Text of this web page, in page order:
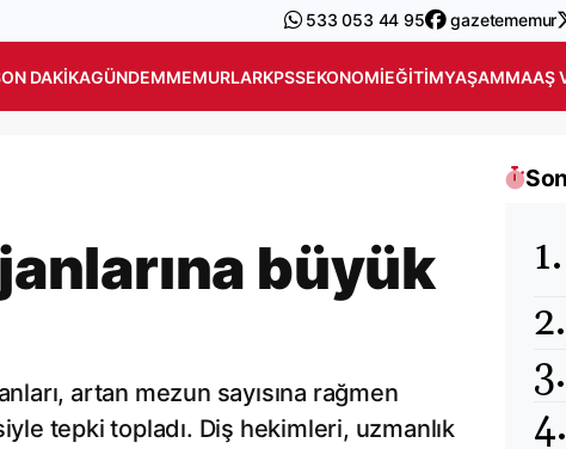
533 053 44 95 gazetememur
DAKIKAGÜNDEMMEMURLARKPSSEKONOMIEĞITIMYAŞAMMAAŞ
büyük
artan mezun sayısına rağmen
tepki topladı. Diş hekimleri, uzmanlık